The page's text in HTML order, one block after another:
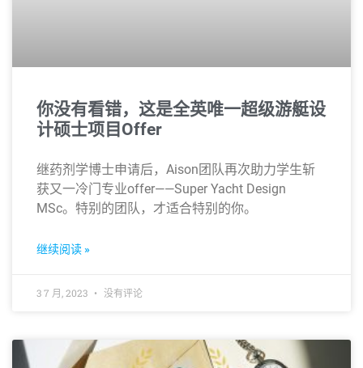
你没有看错，这是全英唯一超级游艇设
计硕士项目Offer
继药剂学博士申请后，Aison团队再次助力学生斩
获又一冷门专业offer——Super Yacht Design
MSc。特别的团队，才适合特别的你。
继续阅读 »
3 7 月, 2023 没有评论